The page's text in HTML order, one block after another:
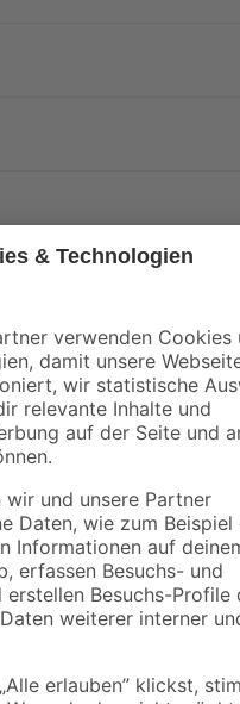
Angebote und Aktionen mehr
Versandarten